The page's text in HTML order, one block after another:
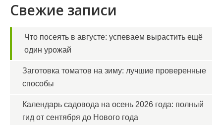
Свежие записи
Что посеять в августе: успеваем вырастить ещё
один урожай
Заготовка томатов на зиму: лучшие проверенные
способы
Календарь садовода на осень 2026 года: полный
гид от сентября до Нового года